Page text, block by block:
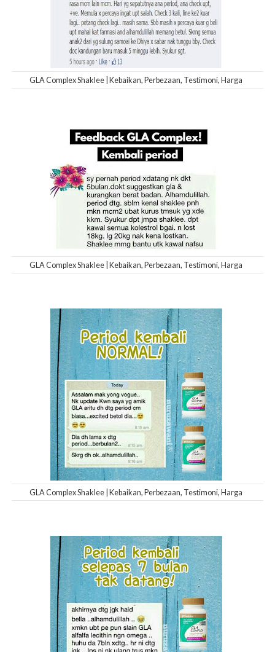
GLA Complex Shaklee | Kebaikan, Perbezaan, Testimoni, Harga
GLA Complex Shaklee | Kebaikan, Perbezaan, Testimoni, Harga
GLA Complex Shaklee | Kebaikan, Perbezaan, Testimoni, Harga